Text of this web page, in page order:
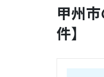
甲州市
件】